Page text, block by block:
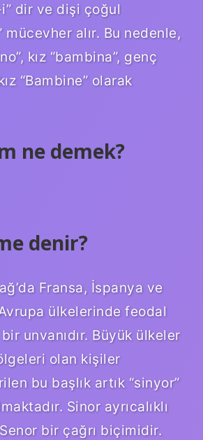
dir ve dişi çoğul
mücevher alır. Bu nedenle,
kız “bambina”, genç
“Bambine” olarak
ne demek?
denir?
Fransa, İspanya ve
ülkelerinde feodal
unvanıdır. Büyük ülkeler
olan kişiler
bu başlık artık “sinyor”
Sinor ayrıcalıklı
Senor bir çağrı biçimidir.